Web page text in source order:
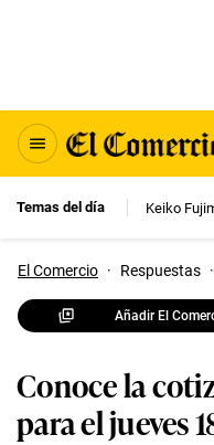
Temas del día Keiko
El Comercio · Respuestas ·
Añadir El
Conoce la
para el jueves